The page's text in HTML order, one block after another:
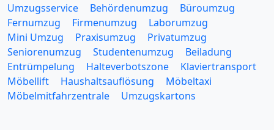
Umzugsservice Behördenumzug
Büroumzug
Fernumzug
Firmenumzug
Laborumzug
Mini Umzug
Praxisumzug
Privatumzug
Seniorenumzug
Studentenumzug
Beiladung
Entrümpelung
Halteverbotszone
Klaviertransport
Möbellift
Haushaltsauflösung
Möbeltaxi
Möbelmitfahrzentrale
Umzugskartons